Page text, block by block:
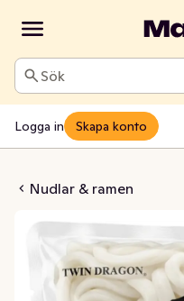
Sök
Logga in Skapa konto
Nudlar & ramen
Udon